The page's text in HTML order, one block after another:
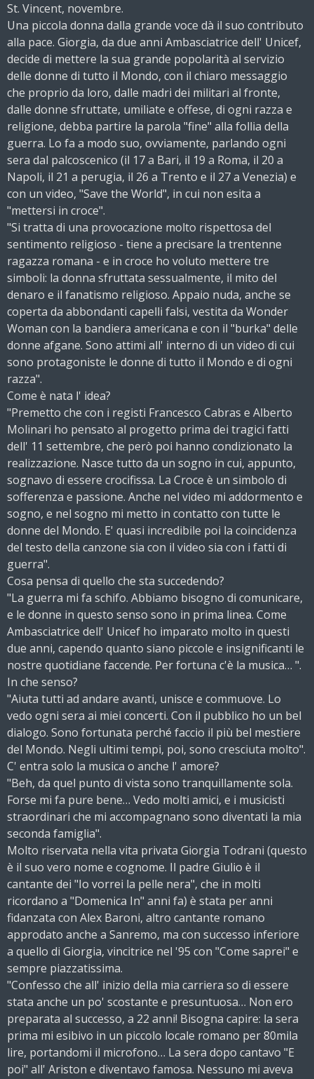
St. Vincent, novembre.
Una piccola donna dalla grande voce dà il suo contributo
alla pace. Giorgia, da due anni Ambasciatrice dell' Unicef,
decide di mettere la sua grande popolarità al servizio
delle donne di tutto il Mondo, con il chiaro messaggio
che proprio da loro, dalle madri dei militari al fronte,
dalle donne sfruttate, umiliate e offese, di ogni razza e
religione, debba partire la parola "fine" alla follia della
guerra. Lo fa a modo suo, ovviamente, parlando ogni
sera dal palcoscenico (il 17 a Bari, il 19 a Roma, il 20 a
Napoli, il 21 a perugia, il 26 a Trento e il 27 a Venezia) e
con un video, "Save the World", in cui non esita a
"mettersi in croce".
"Si tratta di una provocazione molto rispettosa del
sentimento religioso - tiene a precisare la trentenne
ragazza romana - e in croce ho voluto mettere tre
simboli: la donna sfruttata sessualmente, il mito del
denaro e il fanatismo religioso. Appaio nuda, anche se
coperta da abbondanti capelli falsi, vestita da Wonder
Woman con la bandiera americana e con il "burka" delle
donne afgane. Sono attimi all' interno di un video di cui
sono protagoniste le donne di tutto il Mondo e di ogni
razza".
Come è nata l' idea?
"Premetto che con i registi Francesco Cabras e Alberto
Molinari ho pensato al progetto prima dei tragici fatti
dell' 11 settembre, che però poi hanno condizionato la
realizzazione. Nasce tutto da un sogno in cui, appunto,
sognavo di essere crocifissa. La Croce è un simbolo di
sofferenza e passione. Anche nel video mi addormento e
sogno, e nel sogno mi metto in contatto con tutte le
donne del Mondo. E' quasi incredibile poi la coincidenza
del testo della canzone sia con il video sia con i fatti di
guerra".
Cosa pensa di quello che sta succedendo?
"La guerra mi fa schifo. Abbiamo bisogno di comunicare,
e le donne in questo senso sono in prima linea. Come
Ambasciatrice dell' Unicef ho imparato molto in questi
due anni, capendo quanto siano piccole e insignificanti le
nostre quotidiane faccende. Per fortuna c'è la musica… ".
In che senso?
"Aiuta tutti ad andare avanti, unisce e commuove. Lo
vedo ogni sera ai miei concerti. Con il pubblico ho un bel
dialogo. Sono fortunata perché faccio il più bel mestiere
del Mondo. Negli ultimi tempi, poi, sono cresciuta molto".
C' entra solo la musica o anche l' amore?
"Beh, da quel punto di vista sono tranquillamente sola.
Forse mi fa pure bene… Vedo molti amici, e i musicisti
straordinari che mi accompagnano sono diventati la mia
seconda famiglia".
Molto riservata nella vita privata Giorgia Todrani (questo
è il suo vero nome e cognome. Il padre Giulio è il
cantante dei "Io vorrei la pelle nera", che in molti
ricordano a "Domenica In" anni fa) è stata per anni
fidanzata con Alex Baroni, altro cantante romano
approdato anche a Sanremo, ma con successo inferiore
a quello di Giorgia, vincitrice nel '95 con "Come saprei" e
sempre piazzatissima.
"Confesso che all' inizio della mia carriera so di essere
stata anche un po' scostante e presuntuosa… Non ero
preparata al successo, a 22 anni! Bisogna capire: la sera
prima mi esibivo in un piccolo locale romano per 80mila
lire, portandomi il microfono… La sera dopo cantavo "E
poi" all' Ariston e diventavo famosa. Nessuno mi aveva